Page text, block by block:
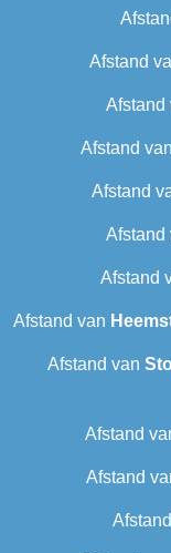
Afstand
Afstand
Afstand van
Afstand
Afstand
Afstand
Afstand van
Afstand van
Afstand
Afstand